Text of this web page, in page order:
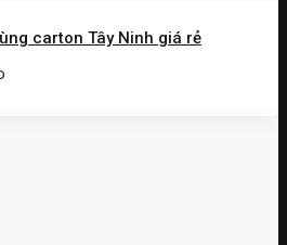
carton Tây Ninh giá rẻ